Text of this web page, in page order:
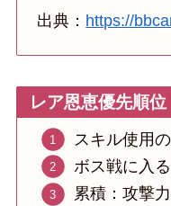
出典： https://
レア恩恵優先順位
スキル使用
ボス戦に入
累積：攻撃